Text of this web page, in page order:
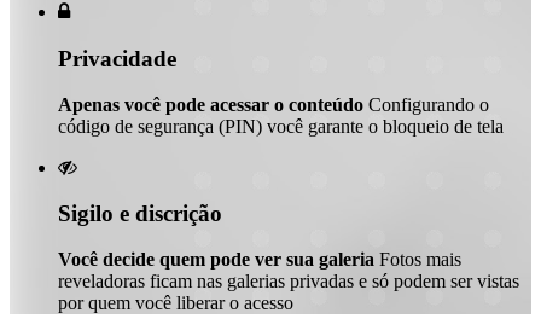

Privacidade
Apenas você pode acessar o conteúdo Configurando o
código de segurança (PIN) você garante o bloqueio de tela

Sigilo e discrição
Você decide quem pode ver sua galeria Fotos mais
reveladoras ficam nas galerias privadas e só podem ser vistas
por quem você liberar o acesso